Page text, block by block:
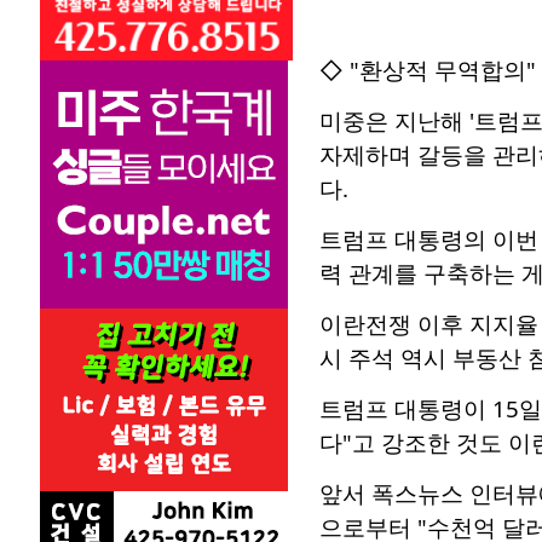
◇ "환상적 무역합의"
미중은 지난해 '트럼
자제하며 갈등을 관
다.
트럼프 대통령의 이
력 관계를 구축하는
이란전쟁 이후 지지
시 주석 역시 부동산
트럼프 대통령이 15
다"고 강조한 것도 이
앞서 폭스뉴스 인터
으로부터 "수천억 달